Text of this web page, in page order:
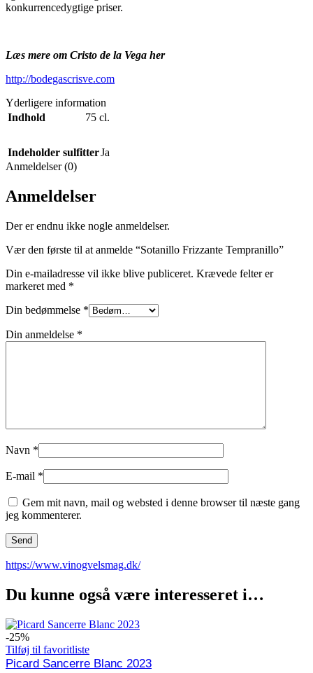
konkurrencedygtige priser.
Læs mere om Cristo de la Vega her
http://bodegascrisve.com
Yderligere information
Indhold
75 cl.
Indeholder sulfitterJa
Anmeldelser (0)
Anmeldelser
Der er endnu ikke nogle anmeldelser.
Vær den første til at anmelde “Sotanillo Frizzante Tempranillo”
Din e-mailadresse vil ikke blive publiceret. Krævede felter er
markeret med *
Din bedømmelse *
Din anmeldelse *
Navn *
E-mail *
Gem mit navn, mail og websted i denne browser til næste gang
jeg kommenterer.
https://www.vinogvelsmag.dk/
Du kunne også være interesseret i…
-25%
Tilføj til favoritliste
Picard Sancerre Blanc 2023